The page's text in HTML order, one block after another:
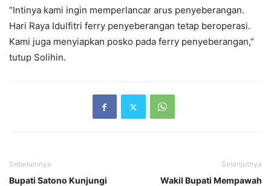
“Intinya kami ingin memperlancar arus penyeberangan.
Hari Raya Idulfitri ferry penyeberangan tetap beroperasi.
Kami juga menyiapkan posko pada ferry penyeberangan,”
tutup Solihin.
Sebelumnya
Bupati Satono Kunjungi
Selanjutnya
Wakil Bupati Mempawah